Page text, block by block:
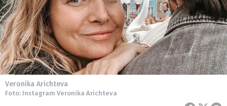
Veronika Arichteva
Foto: Instagram Veronika Arichteva